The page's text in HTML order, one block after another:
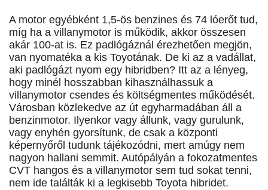
A motor egyébként 1,5-ös benzines és 74 lóerőt tud,
míg ha a villanymotor is működik, akkor összesen
akár 100-at is. Ez padlógáznál érezhetően megjön,
van nyomatéka a kis Toyotának. De ki az a vadállat,
aki padlógázt nyom egy hibridben? Itt az a lényeg,
hogy minél hosszabban kihasználhassuk a
villanymotor csendes és költségmentes működését.
Városban közlekedve az út egyharmadában áll a
benzinmotor. Ilyenkor vagy állunk, vagy gurulunk,
vagy enyhén gyorsítunk, de csak a központi
képernyőről tudunk tájékozódni, mert amúgy nem
nagyon hallani semmit. Autópályán a fokozatmentes
CVT hangos és a villanymotor sem tud sokat tenni,
nem ide találták ki a legkisebb Toyota hibridet.